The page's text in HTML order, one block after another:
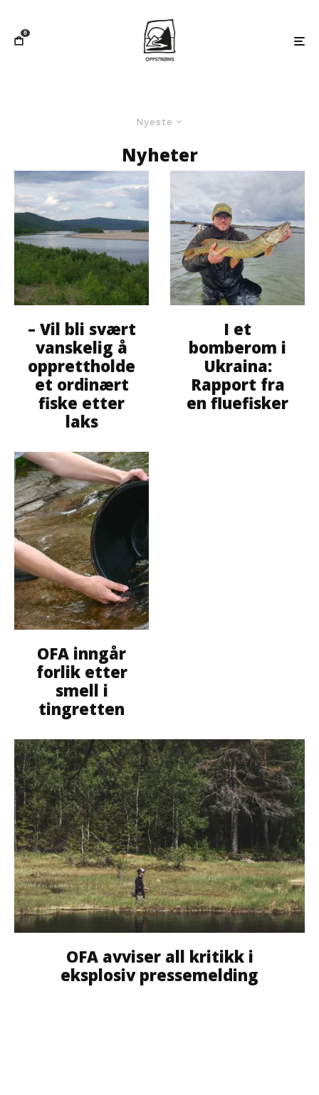
0
Nyeste
Nyheter
– Vil bli svært
vanskelig å
opprettholde
et ordinært
fiske etter
laks
OFA inngår
forlik etter
smell i
tingretten
I et
bomberom i
Ukraina:
Rapport fra
en fluefisker
OFA avviser all kritikk i
eksplosiv pressemelding